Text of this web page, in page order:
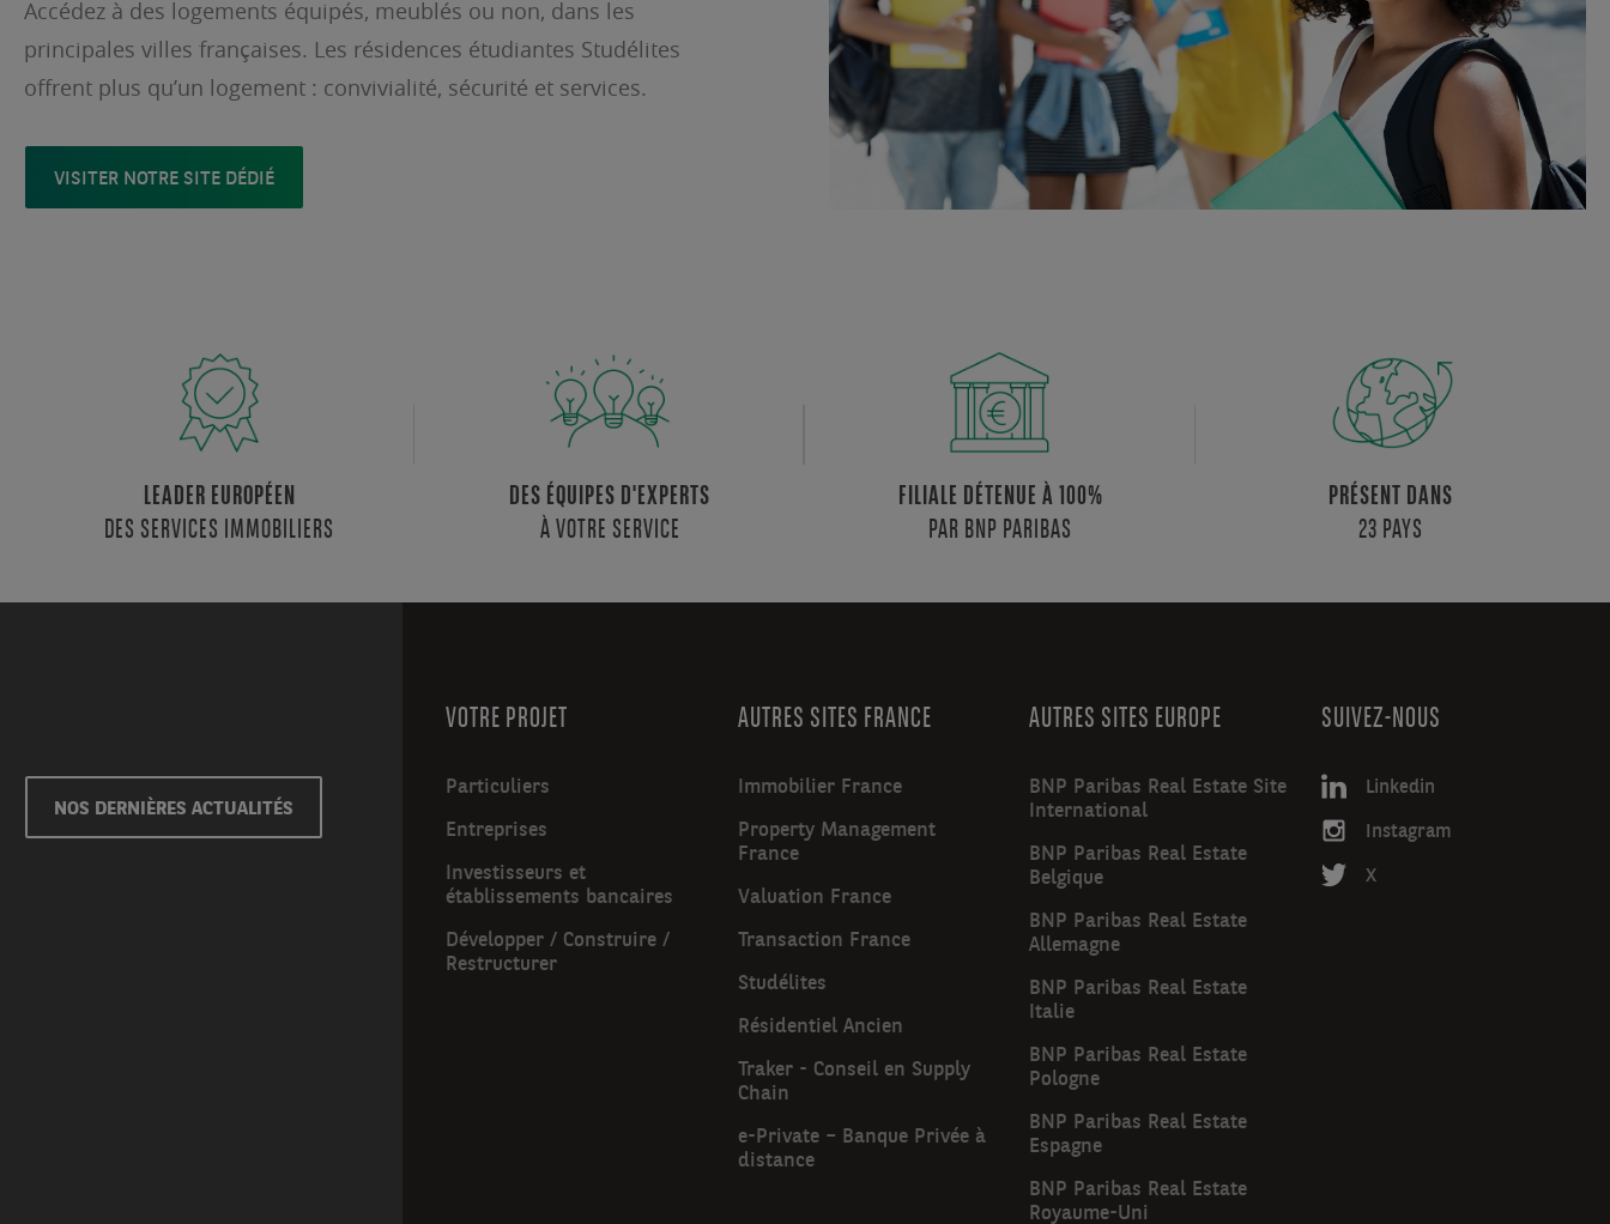
Accédez à des logements équipés, meublés ou non, dans les
principales villes françaises. Les résidences étudiantes Studélites
offrent plus qu’un logement : convivialité, sécurité et services.
VISITER NOTRE SITE DÉDIÉ
LEADER EUROPÉEN
DES SERVICES IMMOBILIERS
DES ÉQUIPES D'EXPERTS
À VOTRE SERVICE
FILIALE DÉTENUE À 100%
PAR BNP PARIBAS
PRÉSENT DANS
23 PAYS
NOS DERNIÈRES ACTUALITÉS
VOTRE PROJET
Particuliers
Entreprises
Investisseurs et
établissements bancaires
Développer / Construire /
Restructurer
AUTRES SITES FRANCE
Immobilier France
Property Management
France
Valuation France
Transaction France
Studélites
Résidentiel Ancien
Traker - Conseil en Supply
Chain
e-Private – Banque Privée à
distance
AUTRES SITES EUROPE
BNP Paribas Real Estate Site
International
BNP Paribas Real Estate
Belgique
BNP Paribas Real Estate
Allemagne
BNP Paribas Real Estate
Italie
BNP Paribas Real Estate
Pologne
BNP Paribas Real Estate
Espagne
BNP Paribas Real Estate
Royaume-Uni
SUIVEZ-NOUS
Linkedin
Instagram
X